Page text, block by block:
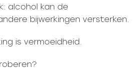
alcohol kan de
bijwerkingen versterken.
is vermoeidheid.